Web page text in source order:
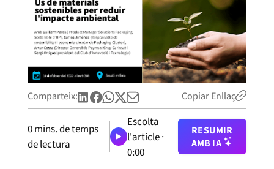
Comparteix: Copiar Enllaç
0mins. de temps
de lectura
Escolta
l'article ·
0:00
RESUMIR
AMB IA